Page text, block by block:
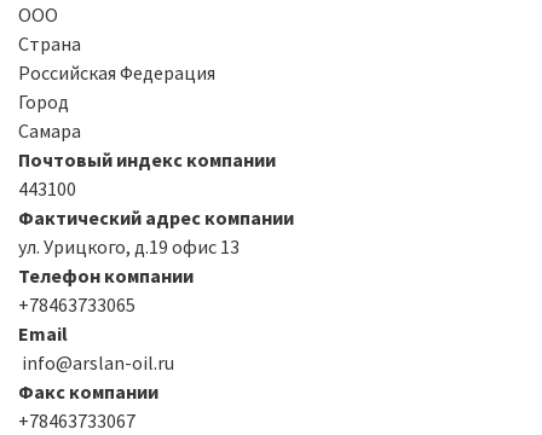
ООО
Страна
Российская Федерация
Город
Самара
Почтовый индекс компании
443100
Фактический адрес компании
ул. Урицкого, д.19 офис 13
Телефон компании
+78463733065
Email
info@arslan-oil.ru
Факс компании
+78463733067